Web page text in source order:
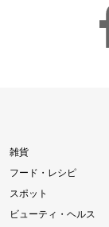
雑貨
フード・レシピ
スポット
ビューティ・ヘルス